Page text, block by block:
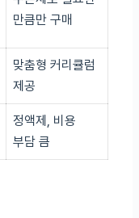
만큼만 구매
맞춤형 커리큘럼
제공
정액제, 비용
부담 큼